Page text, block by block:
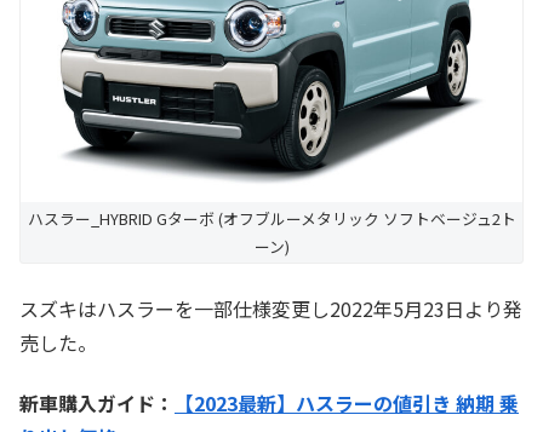
ハスラー_HYBRID Gターボ (オフブルーメタリック ソフトベージュ2ト
ーン)
スズキはハスラーを一部仕様変更し2022年5月23日より発
売した。
新車購入ガイド：
【2023最新】ハスラーの値引き 納期 乗